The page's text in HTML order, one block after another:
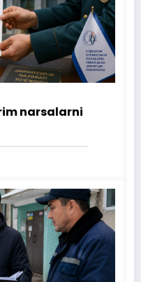
narsalarni